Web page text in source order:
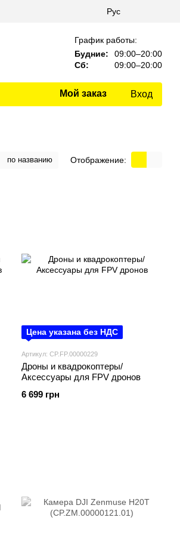
Рус
График работы:
Будние:
09:00–20:00
Сб:
09:00–20:00
Мой заказ Вход
по названию Отображение:
Цена указана без НДС
Артикул: CP.FP.00000229
Дроны и квадрокоптеры/
Аксессуары для FPV дронов
6 699 грн